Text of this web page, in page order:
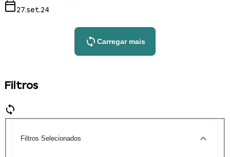
27.set.24
Carregar mais
Filtros
Filtros Selecionados